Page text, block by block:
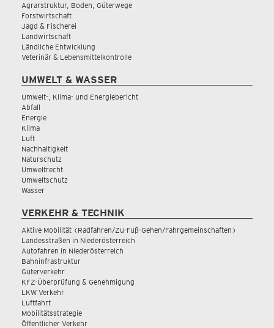
Agrarstruktur, Boden, Güterwege
Forstwirtschaft
Jagd & Fischerei
Landwirtschaft
Ländliche Entwicklung
Veterinär & Lebensmittelkontrolle
UMWELT & WASSER
Umwelt-, Klima- und Energiebericht
Abfall
Energie
Klima
Luft
Nachhaltigkeit
Naturschutz
Umweltrecht
Umweltschutz
Wasser
VERKEHR & TECHNIK
Aktive Mobilität (Radfahren/Zu-Fuß-Gehen/Fahrgemeinschaften)
Landesstraßen in Niederösterreich
Autofahren in Niederösterreich
Bahninfrastruktur
Güterverkehr
KFZ-Überprüfung & Genehmigung
LKW Verkehr
Luftfahrt
Mobilitätsstrategie
Öffentlicher Verkehr